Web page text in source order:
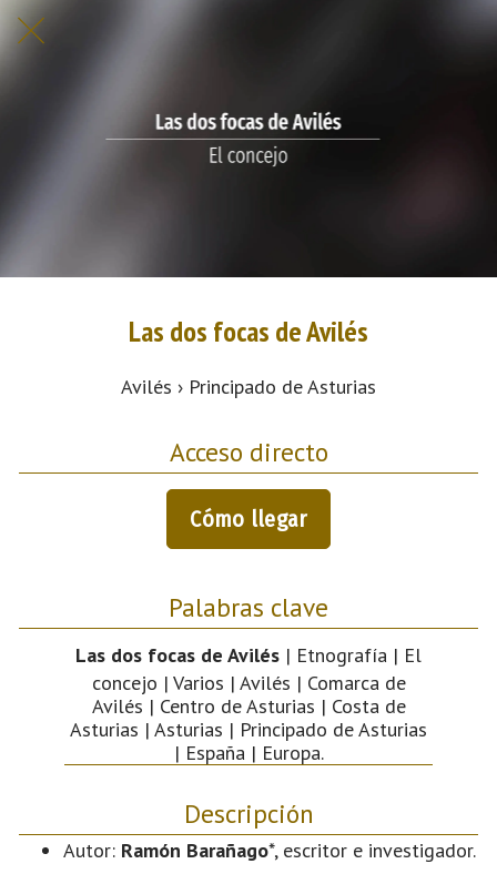
Las dos focas de Avilés
Avilés › Principado de Asturias
Acceso directo
Cómo llegar
Palabras clave
Las dos focas de Avilés | Etnografía | El
concejo | Varios | Avilés | Comarca de
Avilés | Centro de Asturias | Costa de
Asturias | Asturias | Principado de Asturias
| España | Europa.
Descripción
Autor: Ramón Barañago*, escritor e investigador.